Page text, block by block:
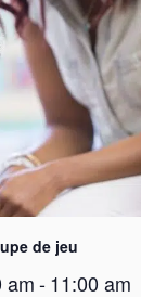
de jeu
am-11:00 am